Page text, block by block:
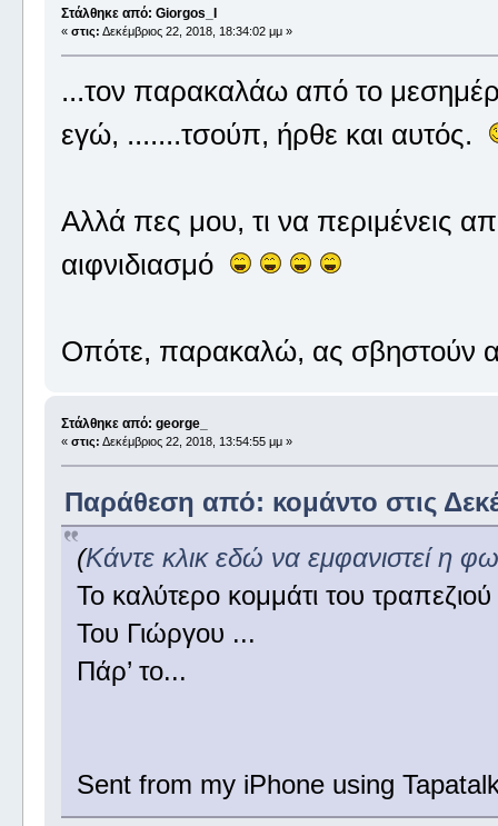
Στάλθηκε από: Giorgos_I
« στις: Δεκέμβριος 22, 2018, 18:34:02 μμ »
...τον παρακαλάω από το
εγώ, .......τσούπ, ήρθε και αυτός.
Αλλά πες μου, τι να περιμένεις
αιφνιδιασμό
Οπότε, παρακαλώ, ας σβηστούν
Στάλθηκε από: george_
« στις: Δεκέμβριος 22, 2018, 13:54:55 μμ »
Παράθεση από: κομάντο στις
(Κάντε κλικ εδώ να εμφανιστεί η
Το καλύτερο κομμάτι του
Του Γιώργου ...
Πάρ’ το...
Sent from my iPhone using